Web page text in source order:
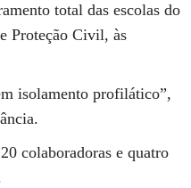
total das escolas do
Proteção Civil, às
isolamento profilático”,
colaboradoras e quatro